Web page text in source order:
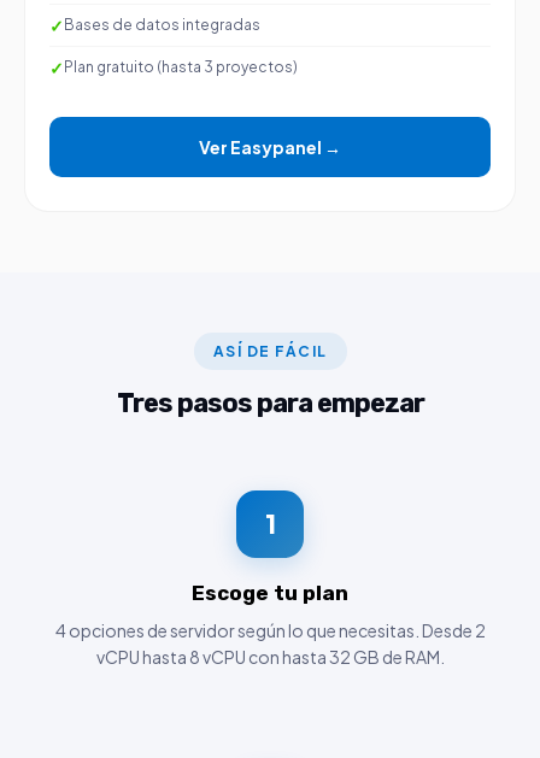
Bases de datos integradas
Plan gratuito (hasta 3 proyectos)
Ver Easypanel →
ASÍ DE FÁCIL
Tres pasos para empezar
1
Escoge tu plan
4 opciones de servidor según lo que necesitas. Desde 2
vCPU hasta 8 vCPU con hasta 32 GB de RAM.